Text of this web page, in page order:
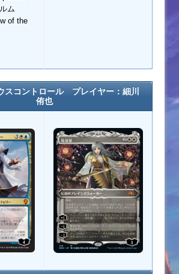
ム
of the
スコントロール プレイヤー：細川
侑也